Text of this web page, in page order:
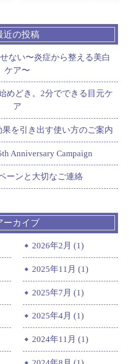
近の投稿
ない〜炎症から整える美白
ケア〜
めどき。2分でできる目元ケ
ア
を引き出す使い方のご案内
Anniversary Campaign
ーンと大切なご連絡
ーカイブ
2026年2月 (1)
2025年11月 (1)
2025年7月 (1)
2025年4月 (1)
2024年11月 (1)